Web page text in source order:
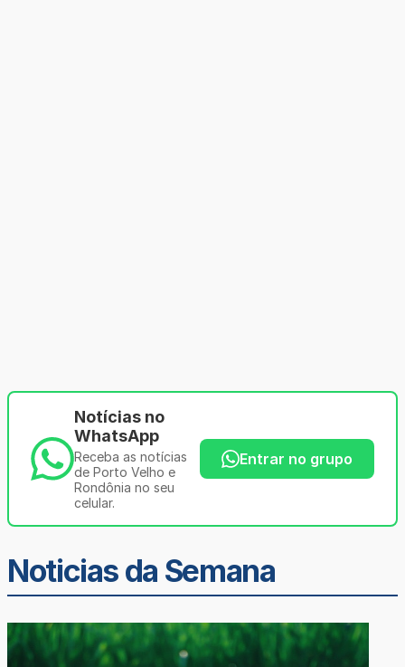
Notícias no
WhatsApp
Receba as notícias
de Porto Velho e
Rondônia no seu
celular.
Entrar no grupo
Noticias da Semana